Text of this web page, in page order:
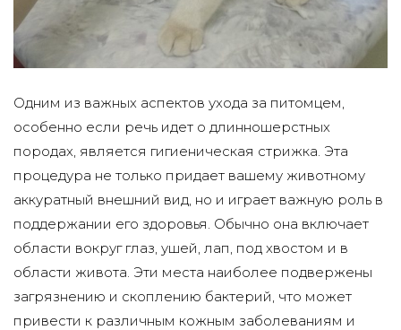
Одним из важных аспектов ухода за питомцем,
особенно если речь идет о длинношерстных
породах, является гигиеническая стрижка. Эта
процедура не только придает вашему животному
аккуратный внешний вид, но и играет важную роль в
поддержании его здоровья. Обычно она включает
области вокруг глаз, ушей, лап, под хвостом и в
области живота. Эти места наиболее подвержены
загрязнению и скоплению бактерий, что может
привести к различным кожным заболеваниям и